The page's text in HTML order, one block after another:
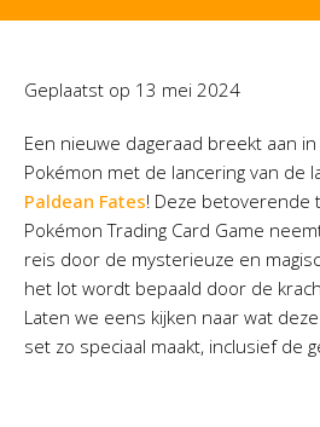
Geplaatst op 13 mei 2024
Een nieuwe dageraad breekt aan
Pokémon met de lancering van de
Paldean Fates! Deze betoverende
Pokémon Trading Card Game
reis door de mysterieuze en
het lot wordt bepaald door de
Laten we eens kijken naar wat
set zo speciaal maakt, inclusief de